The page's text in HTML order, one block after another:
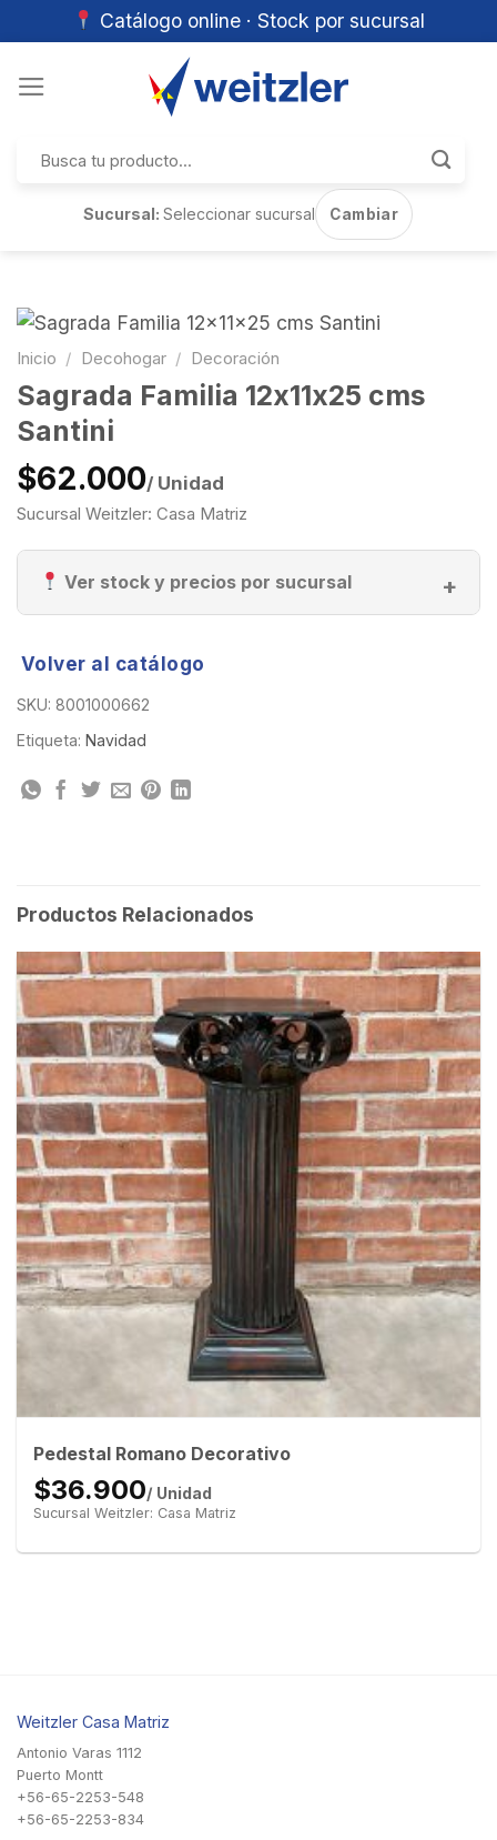
Catálogo online · Stock por sucursal
por:
Sucursal:Seleccionar sucursal Cambiar
Inicio / Decohogar / Decoración
Sagrada Familia 12x11x25 cms
Santini
$62.000/ Unidad
Sucursal Weitzler: Casa Matriz
Ver stock y precios por sucursal
Volver al catálogo
SKU: 8001000662
Etiqueta: Navidad
Productos Relacionados
Pedestal Romano Decorativo
$36.900/ Unidad
Sucursal Weitzler: Casa Matriz
Weitzler Casa Matriz
Antonio Varas 1112
Puerto Montt
+56-65-2253-548
+56-65-2253-834